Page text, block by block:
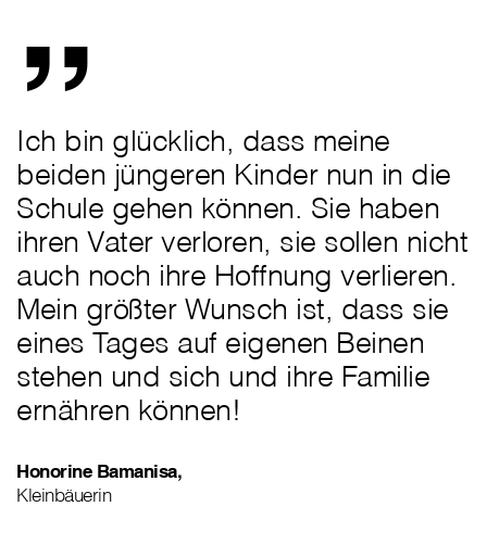
Ich bin glücklich, dass meine
beiden jüngeren Kinder nun in die
Schule gehen können. Sie haben
ihren Vater verloren, sie sollen nicht
auch noch ihre Hoffnung verlieren.
Mein größter Wunsch ist, dass sie
eines Tages auf eigenen Beinen
stehen und sich und ihre Familie
ernähren können!
Honorine Bamanisa,
Kleinbäuerin